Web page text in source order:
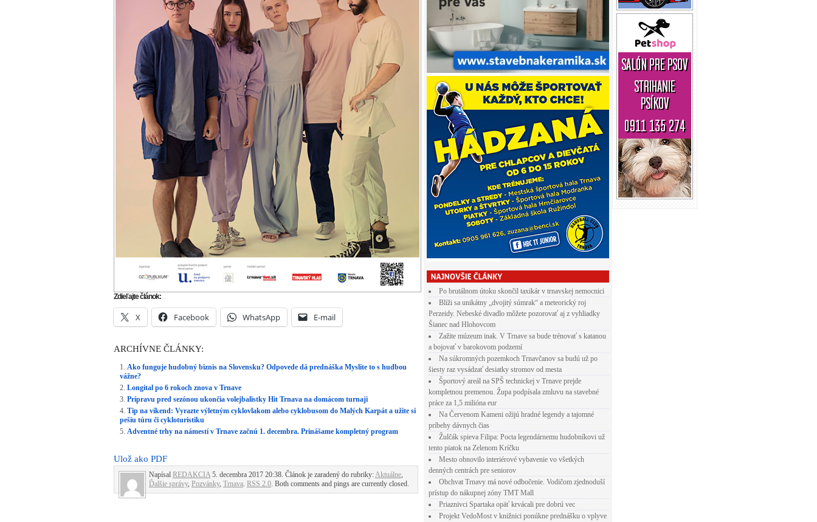
Zdieľajte článok:
X Facebook WhatsApp E-mail
ARCHÍVNE ČLÁNKY:
Ako funguje hudobný biznis na Slovensku? Odpovede dá prednáška Myslíte to s hudbou
vážne?
Longital po 6 rokoch znova v Trnave
Prípravu pred sezónou ukončia volejbalistky Hit Trnava na domácom turnaji
Tip na víkend: Vyrazte výletným cyklovlakom alebo cyklobusom do Malých Karpát a užite si
pešiu túru či cykloturistiku
Adventné trhy na námestí v Trnave začnú 1. decembra. Prinášame kompletný program
Ulož ako PDF
Napísal REDAKCIA 5. decembra 2017 20:38. Článok je zaradený do rubriky:Aktuálne,
Ďalšie správy, Pozvánky, Trnava. RSS 2.0. Both comments and pings are currently closed.
Po brutálnom útoku skončil taxikár v trnavskej nemocnici
Blíži sa unikátny „dvojitý súmrak“ a meteorický roj
Perzeidy. Nebeské divadlo môžete pozorovať aj z vyhliadky
Šianec nad Hlohovcom
Zažite múzeum inak. V Trnave sa bude trénovať s katanou
a bojovať v barokovom podzemí
Na súkromných pozemkoch Trnavčanov sa budú už po
šiesty raz vysádzať desiatky stromov od mesta
Športový areál na SPŠ technickej v Trnave prejde
kompletnou premenou. Župa podpísala zmluvu na stavebné
práce za 1,5 milióna eur
Na Červenom Kameni ožijú hradné legendy a tajomné
príbehy dávnych čias
Žulčák spieva Filipa: Pocta legendárnemu hudobníkovi už
tento piatok na Zelenom Kríčku
Mesto obnovilo interiérové vybavenie vo všetkých
denných centrách pre seniorov
Obchvat Trnavy má nové odbočenie. Vodičom zjednoduší
prístup do nákupnej zóny TMT Mall
Priaznivci Spartaka opäť krvácali pre dobrú vec
Projekt VedoMost v knižnici ponúkne prednášku o vplyve